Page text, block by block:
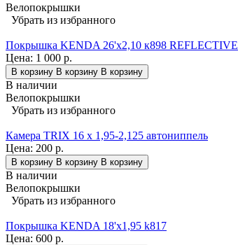
Велопокрышки
Убрать из избранного
Покрышка KENDA 26'х2,10 к898 REFLECTIVE
Цена: 1 000 р.
В корзину В корзину В корзину
В наличии
Велопокрышки
Убрать из избранного
Камера TRIX 16 x 1,95-2,125 автониппель
Цена: 200 р.
В корзину В корзину В корзину
В наличии
Велопокрышки
Убрать из избранного
Покрышка KENDA 18'х1,95 k817
Цена: 600 р.